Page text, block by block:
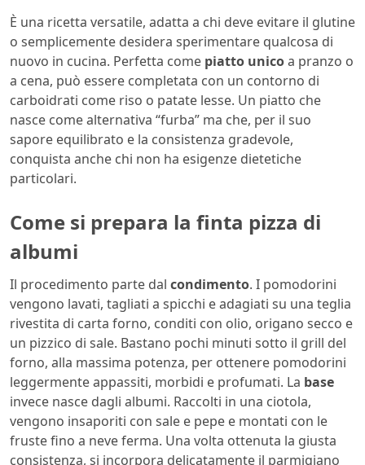
È una ricetta versatile, adatta a chi deve evitare il glutine
o semplicemente desidera sperimentare qualcosa di
nuovo in cucina. Perfetta come piatto unicoa pranzo o
a cena, può essere completata con un contorno di
carboidrati come riso o patate lesse. Un piatto che
nasce come alternativa “furba” ma che, per il suo
sapore equilibrato e la consistenza gradevole,
conquista anche chi non ha esigenze dietetiche
particolari.
Come si prepara la finta pizza di
albumi
Il procedimento parte dal condimento. I pomodorini
vengono lavati, tagliati a spicchi e adagiati su una teglia
rivestita di carta forno, conditi con olio, origano secco e
un pizzico di sale. Bastano pochi minuti sotto il grill del
forno, alla massima potenza, per ottenere pomodorini
leggermente appassiti, morbidi e profumati. La base
invece nasce dagli albumi. Raccolti in una ciotola,
vengono insaporiti con sale e pepe e montati con le
fruste fino a neve ferma. Una volta ottenuta la giusta
consistenza, si incorpora delicatamente il parmigiano